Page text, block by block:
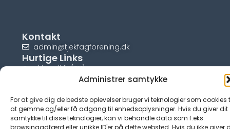
Administrer samtykke
For at give dig de bedste oplevelser bruger vi teknologier som cookies
at gemme og/eller få adgang til enhedsoplysninger. Hvis du giver dit
samtykke til disse teknologier, kan vi behandle data som f.eks.
browsingadfærd eller unikke ID'er på dette websted. Hvis du ikke giver
Kontakt
admin@tjekfagforening.dk
Hurtige Links
Cookiepolitik (EU)
© tjek-fagforening.dk